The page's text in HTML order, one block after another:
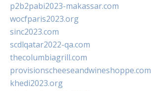
p2b2pabi2023-makassar.com
wocfparis2023.org
sinc2023.com
scdlqatar2022-qa.com
thecolumbiagrill.com
provisionscheeseandwineshoppe.com
khedi2023.org